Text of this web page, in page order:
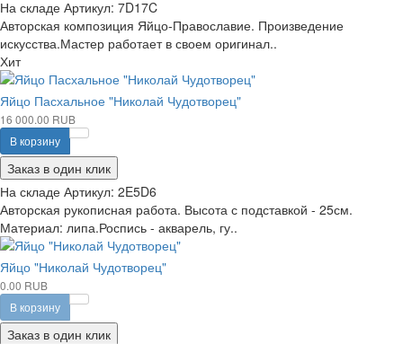
На складе Артикул: 7D17C
Авторская композиция Яйцо-Православие. Произведение
искусства.Мастер работает в своем оригинал..
Хит
Яйцо Пасхальное "Николай Чудотворец"
16 000.00 RUB
В корзину
Заказ в один клик
На складе Артикул: 2E5D6
Авторская рукописная работа. Высота с подставкой - 25см.
Материал: липа.Роспись - акварель, гу..
Яйцо "Николай Чудотворец"
0.00 RUB
В корзину
Заказ в один клик